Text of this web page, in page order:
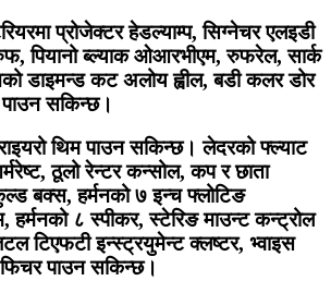
प्रोजेक्टर हेडल्याम्प, सिग्नेचर एलइडी
पियानो ब्ल्याक ओआरभीएम, रुफरेल, सार्क
डाइमन्ड कट अलोय ह्वील, बडी कलर डोर
सकिन्छ।
थिम पाउन सकिन्छ। लेदरको फ्ल्याट
ठूलो रेन्टर कन्सोल, कप र छाता
बक्स, हर्मनको ७ इन्च फ्लोटिङ
हर्मनको ८ स्पीकर, स्टेरिङ माउन्ट कन्ट्रोल
टिएफटी इन्स्ट्रयुमेन्ट क्लष्टर, भ्वाइस
पाउन सकिन्छ।